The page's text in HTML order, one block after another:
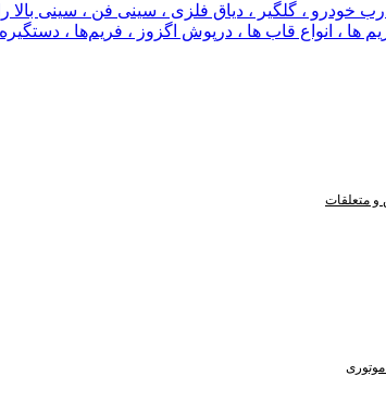
خودرو ، گلگیر ، دیاق فلزی ، سینی فن ، سینی بالا
ها ، انواع قاب ها ، درپوش اگزوز ، فریم‌ها ،
متعلقات